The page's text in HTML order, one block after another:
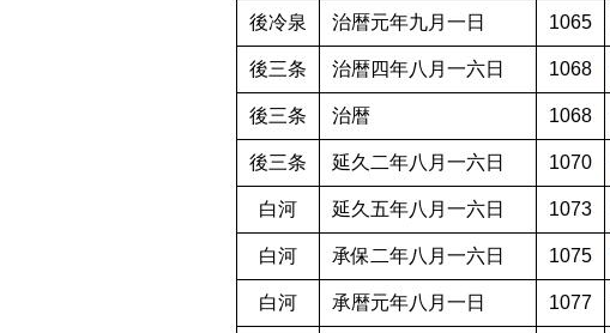
後冷泉 治暦元年九月一日 1065
後三条 治暦四年八月一六日 1068
後三条 治暦 1068
後三条 延久二年八月一六日 1070
白河 延久五年八月一六日 1073
白河 承保二年八月一六日 1075
白河 承暦元年八月一日 1077